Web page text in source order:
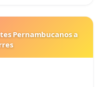
Pernambucanos a